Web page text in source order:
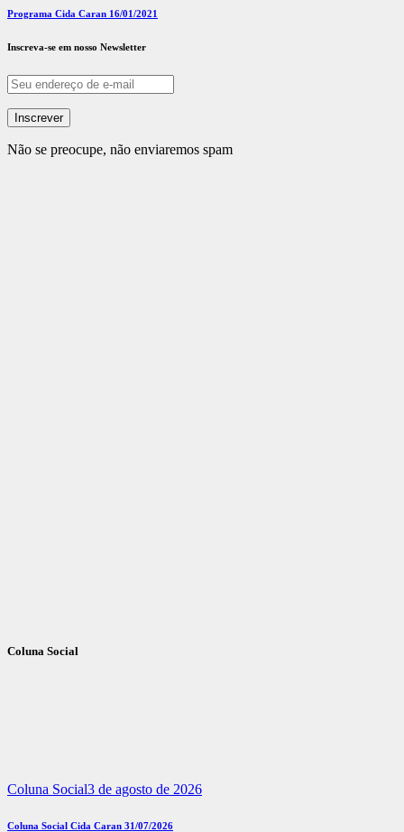
Programa Cida Caran 16/01/2021
Inscreva-se em nosso Newsletter
Não se preocupe, não enviaremos spam
Coluna Social
Coluna Social3 de agosto de 2026
Coluna Social Cida Caran 31/07/2026